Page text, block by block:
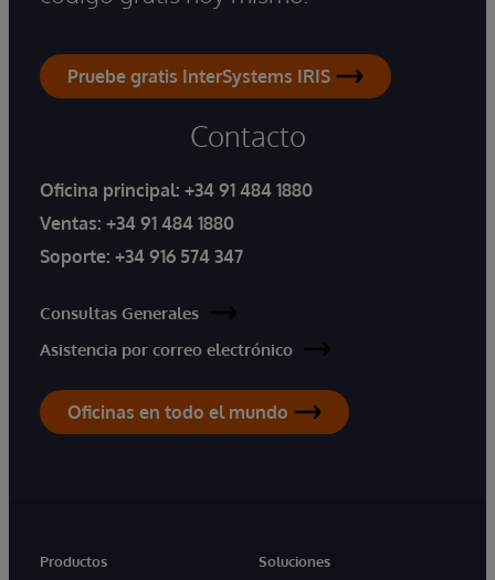
Pruebe gratis InterSystems IRIS
Contacto
Oficina principal: +34 91 484 1880
Ventas: +34 91 484 1880
Soporte: +34 916 574 347
Consultas Generales
Asistencia por correo electrónico
Oficinas en todo el mundo
Productos
Soluciones